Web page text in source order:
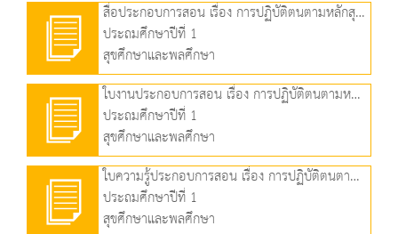
สื่อประกอบการสอน เรื่อง การปฏิบัติตนตามหลักสุขบัญญัติแห่งชาติ ข้อที่ 2 (2.71 MB)
ประถมศึกษาปีที่ 1
สุขศึกษาและพลศึกษา
ใบงานประกอบการสอน เรื่อง การปฏิบัติตนตามหลักสุขบัญญัติแห่งชาติ ข้อที่ 2 (265.80 KB)
ประถมศึกษาปีที่ 1
สุขศึกษาและพลศึกษา
ใบความรู้ประกอบการสอน เรื่อง การปฏิบัติตนตามหลักสุขบัญญัติแห่งชาติ ข้อที่ 2 (245.19 KB)
ประถมศึกษาปีที่ 1
สุขศึกษาและพลศึกษา